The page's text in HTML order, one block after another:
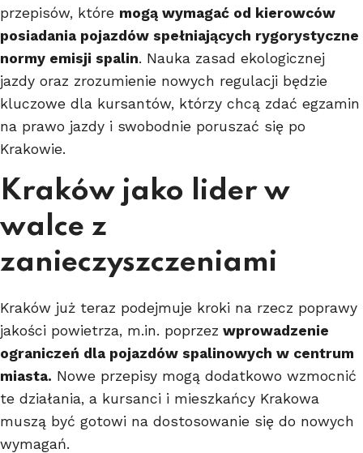
przepisów, które mogą wymagać od kierowców
posiadania pojazdów spełniających rygorystyczne
normy emisji spalin. Nauka zasad ekologicznej
jazdy oraz zrozumienie nowych regulacji będzie
kluczowe dla kursantów, którzy chcą zdać egzamin
na prawo jazdy i swobodnie poruszać się po
Krakowie.
Kraków jako lider w
walce z
zanieczyszczeniami
Kraków już teraz podejmuje kroki na rzecz poprawy
jakości powietrza, m.in. poprzez wprowadzenie
ograniczeń dla pojazdów spalinowych w centrum
miasta. Nowe przepisy mogą dodatkowo wzmocnić
te działania, a kursanci i mieszkańcy Krakowa
muszą być gotowi na dostosowanie się do nowych
wymagań.